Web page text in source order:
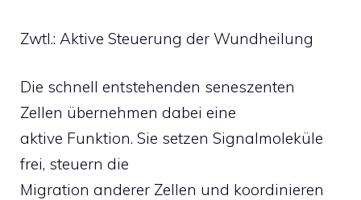
Zwtl.: Aktive Steuerung der Wundheilung
Die schnell entstehenden seneszenten
Zellen übernehmen dabei eine
aktive Funktion. Sie setzen Signalmoleküle
frei, steuern die
Migration anderer Zellen und koordinieren